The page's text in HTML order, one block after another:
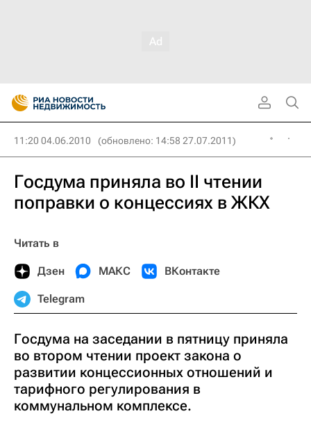
11:20 04.06.2010 (обновлено: 14:58 27.07.2011)
Госдума приняла во II чтении
поправки о концессиях в ЖКХ
Читать в
Дзен МАКС ВКонтакте
Telegram
Госдума на заседании в пятницу приняла
во втором чтении проект закона о
развитии концессионных отношений и
тарифного регулирования в
коммунальном комплексе.